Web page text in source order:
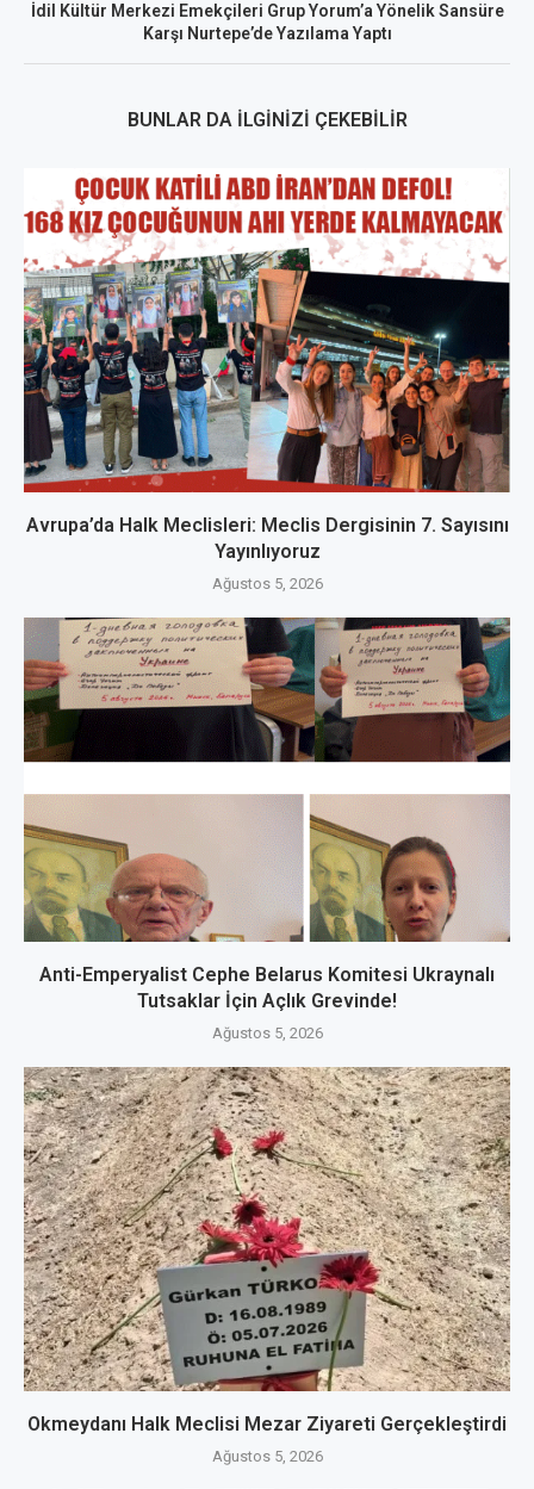
İdil Kültür Merkezi Emekçileri Grup Yorum’a Yönelik Sansüre
Karşı Nurtepe’de Yazılama Yaptı
BUNLAR DA İLGINIZI ÇEKEBILIR
Avrupa’da Halk Meclisleri: Meclis Dergisinin 7. Sayısını
Yayınlıyoruz
Ağustos 5, 2026
Anti-Emperyalist Cephe Belarus Komitesi Ukraynalı
Tutsaklar İçin Açlık Grevinde!
Ağustos 5, 2026
Okmeydanı Halk Meclisi Mezar Ziyareti Gerçekleştirdi
Ağustos 5, 2026